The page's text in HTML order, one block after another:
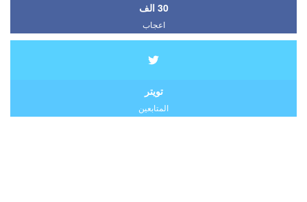
30 الف
اعجاب
تويتر
المتابعين